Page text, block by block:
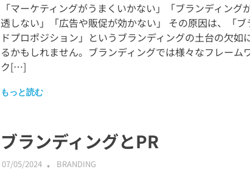
「マーケティングがうまくいかない」「ブランディング
透しない」「広告や販促が効かない」 その原因は、「ブ
ドプロポジション」というブランディングの土台の欠如
るかもしれません。ブランディングでは様々なフレーム
ク[…]
もっと読む
ブランディングとPR
07/05/2024 ABMALLYTG24
BRANDING